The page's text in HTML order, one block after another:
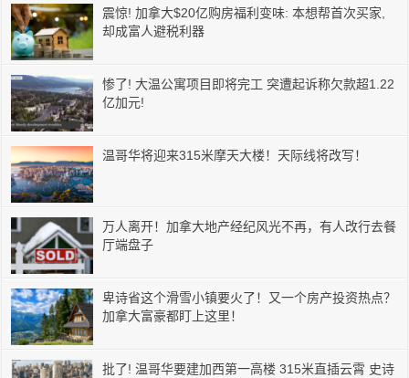
震惊! 加拿大$20亿购房福利变味: 本想帮首次买家,
却成富人避税利器
惨了! 大温公寓项目即将完工 突遭起诉称欠款超1.22
亿加元!
温哥华将迎来315米摩天大楼！天际线将改写！
万人离开！加拿大地产经纪风光不再，有人改行去餐
厅端盘子
卑诗省这个滑雪小镇要火了！又一个房产投资热点？
加拿大富豪都盯上这里！
批了! 温哥华要建加西第一高楼 315米直插云霄 史诗